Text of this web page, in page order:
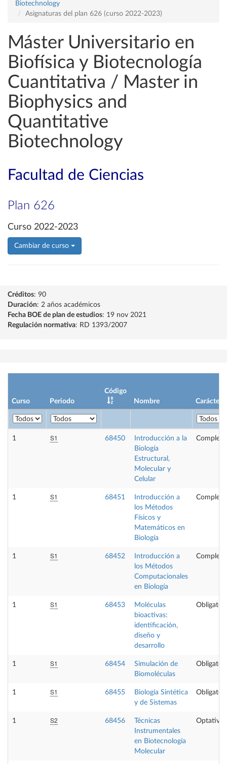
Biotechnology
Asignaturas del plan 626 (curso 2022-2023)
Máster Universitario en
Biofísica y Biotecnología
Cuantitativa / Master in
Biophysics and
Quantitative
Biotechnology
Facultad de Ciencias
Plan 626
Curso 2022-2023
Cambiar de curso
Créditos: 90
Duración: 2 años académicos
Fecha BOE de plan de estudios: 19 nov 2021
Regulación normativa: RD 1393/2007
Curso Periodo
Código
Nombre
Carácter
1 S1 68450
Introducción a la
Biología
Estructural,
Molecular y
Celular
1 S1 68451
Introducción a
los Métodos
Físicos y
Matemáticos en
Biología
1 S1 68452
Introducción a
los Métodos
Computacionales
en Biología
1 S1 68453
Moléculas
bioactivas:
identificación,
diseño y
desarrollo
1 S1 68454
Simulación de
Biomoléculas
1 S1 68455
Biología Sintética
y de Sistemas
1 S2 68456
Técnicas
Instrumentales
en Biotecnología
Molecular
Optativa